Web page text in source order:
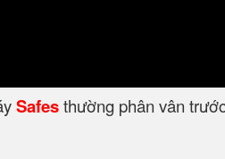
Safesthường phân vân